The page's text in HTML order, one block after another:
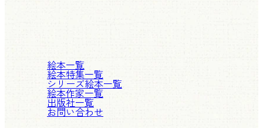
絵本一覧
絵本特集一覧
シリーズ絵本一覧
絵本作家一覧
出版社一覧
お問い合わせ